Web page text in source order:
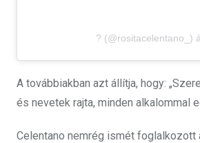
? (@rositacelentano_)
A továbbiakban azt állítja, hogy:
és nevetek rajta, minden alkalommal
Celentano nemrég ismét foglalkozott